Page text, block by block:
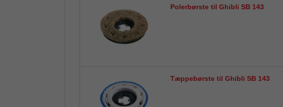
Polerbørste til Ghibli SB 143
Tæppebørste til Ghibli SB 143